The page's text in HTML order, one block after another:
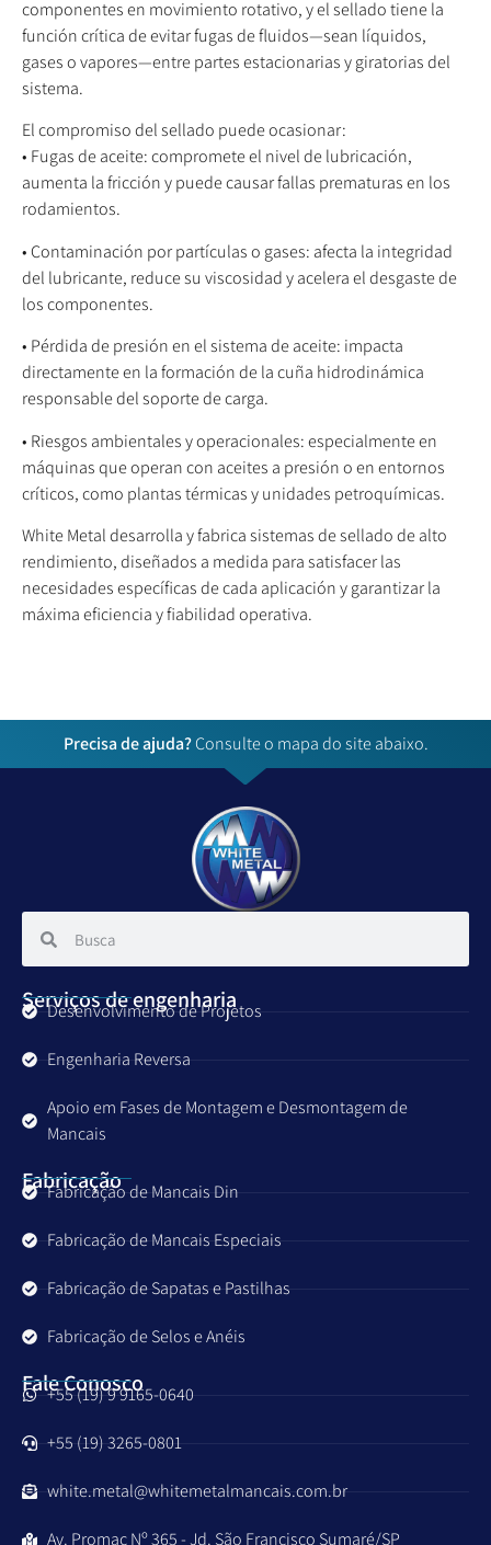
componentes en movimiento rotativo, y el sellado tiene la
función crítica de evitar fugas de fluidos—sean líquidos,
gases o vapores—entre partes estacionarias y giratorias del
sistema.
El compromiso del sellado puede ocasionar:
• Fugas de aceite: compromete el nivel de lubricación,
aumenta la fricción y puede causar fallas prematuras en los
rodamientos.
• Contaminación por partículas o gases: afecta la integridad
del lubricante, reduce su viscosidad y acelera el desgaste de
los componentes.
• Pérdida de presión en el sistema de aceite: impacta
directamente en la formación de la cuña hidrodinámica
responsable del soporte de carga.
• Riesgos ambientales y operacionales: especialmente en
máquinas que operan con aceites a presión o en entornos
críticos, como plantas térmicas y unidades petroquímicas.
White Metal desarrolla y fabrica sistemas de sellado de alto
rendimiento, diseñados a medida para satisfacer las
necesidades específicas de cada aplicación y garantizar la
máxima eficiencia y fiabilidad operativa.
Precisa de ajuda?Consulte o mapa do site abaixo.
Serviços de engenharia
Desenvolvimento de Projetos
Engenharia Reversa
Apoio em Fases de Montagem e Desmontagem de
Mancais
Fabricação
Fabricação de Mancais Din
Fabricação de Mancais Especiais
Fabricação de Sapatas e Pastilhas
Fabricação de Selos e Anéis
Fale Conosco
+55 (19) 9 9165-0640
+55 (19) 3265-0801
white.metal@whitemetalmancais.com.br
Av. Promac Nº 365 - Jd. São Francisco Sumaré/SP